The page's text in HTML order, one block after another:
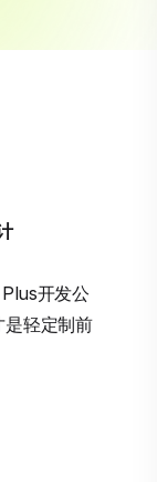
开发公
轻定制前